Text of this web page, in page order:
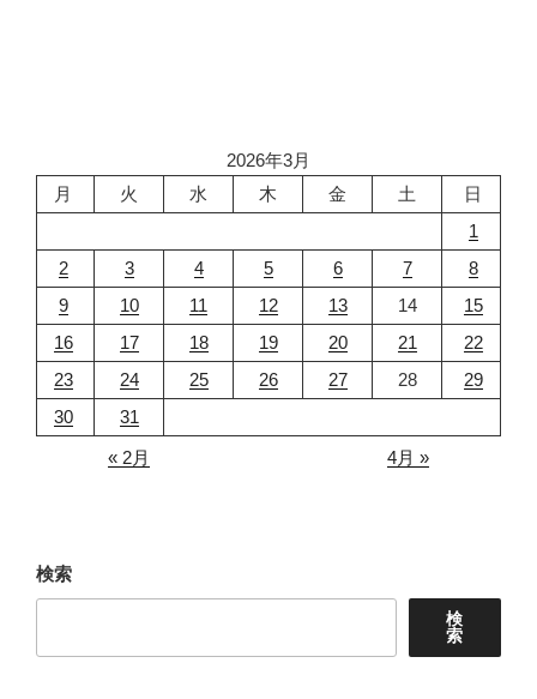
2026年3月
月
火 水 木 金 土
日
1
2
3 4 5 6 7
8
9
10 11 12 13 14
15
16
17 18 19 20 21
22
23
24 25 26 27 28
29
30
31
« 2月
4月 »
検索
検
索